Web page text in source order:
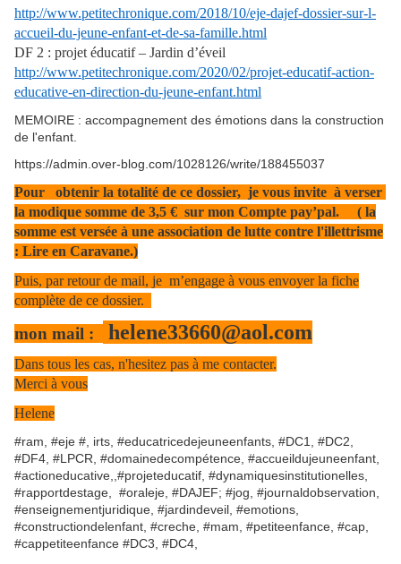
http://www.petitechronique.com/2018/10/eje-dajef-dossier-sur-l-
accueil-du-jeune-enfant-et-de-sa-famille.html
DF 2 : projet éducatif – Jardin d’éveil
http://www.petitechronique.com/2020/02/projet-educatif-action-
educative-en-direction-du-jeune-enfant.html
MEMOIRE : accompagnement des émotions dans la construction
de l'enfant.
https://admin.over-blog.com/1028126/write/188455037
Pour obtenir la totalité de ce dossier, je vous invite à verser
la modique somme de 3,5 € sur mon Compte pay’pal. ( la
somme est versée à une association de lutte contre l'illettrisme
: Lire en Caravane.)
Puis, par retour de mail, je m’engage à vous envoyer la fiche
complète de ce dossier.
mon mail : helene33660@aol.com
Dans tous les cas, n'hesitez pas à me contacter.
Merci à vous
Helene
#ram, #eje #, irts, #educatricedejeuneenfants, #DC1, #DC2,
#DF4, #LPCR, #domainedecompétence, #accueildujeuneenfant,
#actioneducative,,#projeteducatif, #dynamiquesinstitutionelles,
#rapportdestage, #oraleje, #DAJEF; #jog, #journaldobservation,
#enseignementjuridique, #jardindeveil, #emotions,
#constructiondelenfant, #creche, #mam, #petiteenfance, #cap,
#cappetiteenfance #DC3, #DC4,